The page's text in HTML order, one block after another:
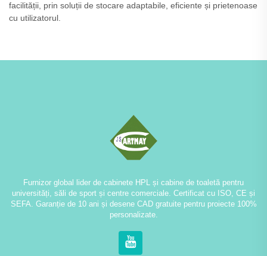
facilității, prin soluții de stocare adaptabile, eficiente și prietenoase
cu utilizatorul.
Furnizor global lider de cabinete HPL și cabine de toaletă pentru
universități, săli de sport și centre comerciale. Certificat cu ISO, CE și
SEFA. Garanție de 10 ani și desene CAD gratuite pentru proiecte 100%
personalizate.